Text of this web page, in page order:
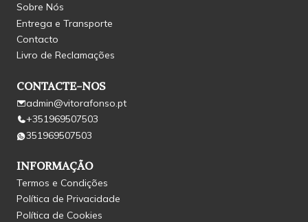
Sobre Nós
Entrega e Transporte
Contacto
Livro de Reclamações
CONTACTE-NOS
admin@vitorafonso.pt
+351969507503
351969507503
INFORMAÇÃO
Termos e Condições
Política de Privacidade
Política de Cookies